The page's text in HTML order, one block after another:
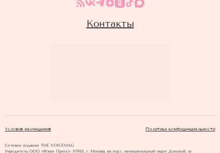
Контакты
Условия размещения Политика конфиденциальности
Сетевое издание THE VOICEMAG
Учредитель ООО «Фэшн Пресс»: 117105, г. Москва, вн.тер.г. муниципальный округ Донской, ш